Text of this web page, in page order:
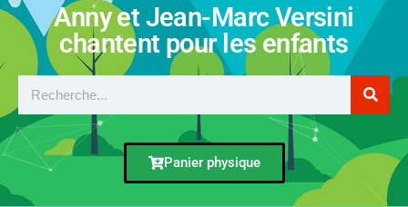
Anny et Jean-Marc Versini
chantent pour les enfants
Panier physique